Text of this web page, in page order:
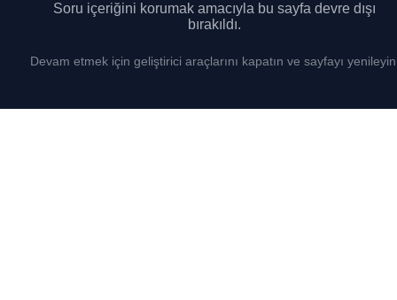
Soru içeriğini korumak amacıyla bu sayfa devre dışı
bırakıldı.
Devam etmek için geliştirici araçlarını kapatın ve sayfayı